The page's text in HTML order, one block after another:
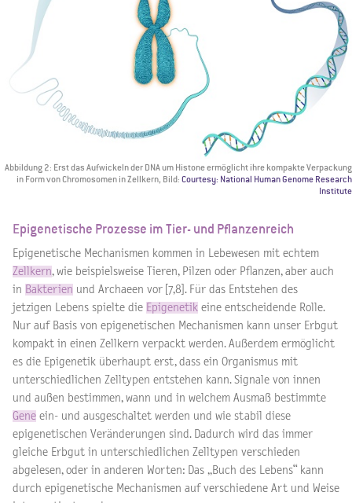
Abbildung 2: Erst das Aufwickeln der DNA um Histone ermöglicht ihre kompakte Verpackung
in Form von Chromosomen in Zellkern, Bild: Courtesy: National Human Genome Research
Institute
Epigenetische Prozesse im Tier- und Pflanzenreich
Epigenetische Mechanismen kommen in Lebewesen mit echtem
Zellkern, wie beispielsweise Tieren, Pilzen oder Pflanzen, aber auch
in Bakterien und Archaeen vor [7,8]. Für das Entstehen des
jetzigen Lebens spielte die Epigenetik eine entscheidende Rolle.
Nur auf Basis von epigenetischen Mechanismen kann unser Erbgut
kompakt in einen Zellkern verpackt werden. Außerdem ermöglicht
es die Epigenetik überhaupt erst, dass ein Organismus mit
unterschiedlichen Zelltypen entstehen kann. Signale von innen
und außen bestimmen, wann und in welchem Ausmaß bestimmte
Gene ein- und ausgeschaltet werden und wie stabil diese
epigenetischen Veränderungen sind. Dadurch wird das immer
gleiche Erbgut in unterschiedlichen Zelltypen verschieden
abgelesen, oder in anderen Worten: Das „Buch des Lebens“ kann
durch epigenetische Mechanismen auf verschiedene Art und Weise